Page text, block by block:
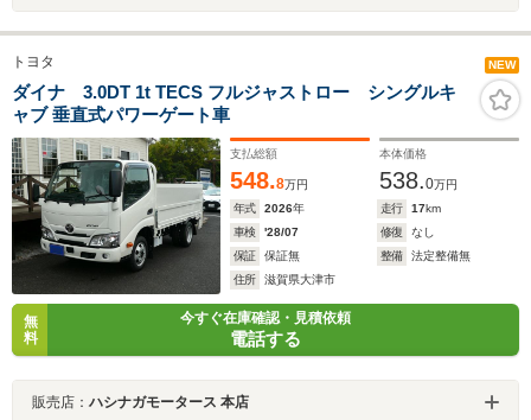
トヨタ NEW
ダイナ 3.0DT 1t TECS フルジャストロー シングルキ
ャブ 垂直式パワーゲート車
支払総額
548.8万円
本体価格
538.0万円
年式
2026年 走行 17km
車検
'28/07 修復
なし
保証
保証無 整備
法定整備無
住所
滋賀県大津市
無
料
今すぐ在庫確認・見積依頼
電話する
販売店： ハシナガモータース 本店